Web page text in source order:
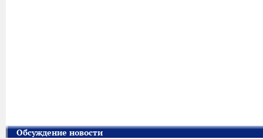
Обсуждение новости